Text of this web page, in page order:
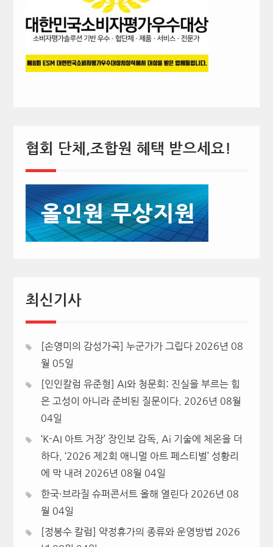
협회 단체,조합원 혜택 받으세요!
최신기사
[손영미의 감성가곡] 누군가가 그립다 2026년 08
월 05일
[인인칼럼 유준형] AI와 청문회: 진실을 부르는 힘
은 고성이 아니라 준비된 질문이다.
2026년 08월
04일
‘K-AI 아트 거장’ 장인보 감독, Ai 기술에 체온을 더
하다, ‘2026 제2회 애니멀 아트 페스티벌’ 성황리
에 막 내려 2026년 08월 04일
한국·브라질 슈퍼콘서트 올해 열린다 2026년 08
월 04일
[정봉수 칼럼] 약정휴가의 종류와 운영방법 2026